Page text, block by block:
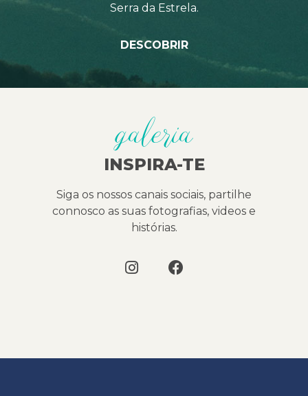
Serra da Estrela.
DESCOBRIR
galeria
INSPIRA-TE
Siga os nossos canais sociais, partilhe
connosco as suas fotografias, videos e
histórias.